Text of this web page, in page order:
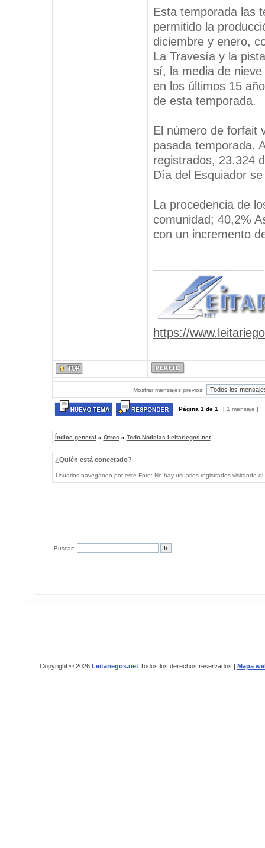
Esta temporada las
permitido la
diciembre y enero,
La Travesía y la
sí, la media de
en los últimos 15
de esta temporada.
El número de forfait
pasada temporada.
registrados, 23.324
Día del Esquiador
La procedencia de
comunidad; 40,2%
con un incremento
https://
Mostrar mensajes previos:
Página 1 de 1 [ 1 mensaje ]
Índice general » Otros » Todo-Noticias Leitariegos.net
¿Quién está conectado?
Usuarios navegando por este Foro: No hay usuarios registrados visitando
Buscar:
Copyright © 2026 Leitariegos.netTodos los derechos reservados | Mapa